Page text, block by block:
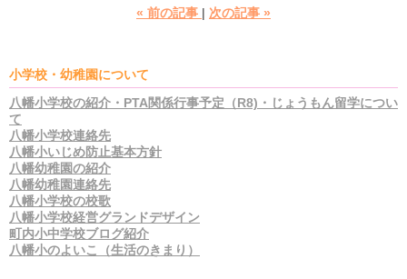
« 前の記事 次の記事 »
小学校・幼稚園について
八幡小学校の紹介・PTA関係行事予定（R8)・じょうもん留学につい
て
八幡小学校連絡先
八幡小いじめ防止基本方針
八幡幼稚園の紹介
八幡幼稚園連絡先
八幡小学校の校歌
八幡小学校経営グランドデザイン
町内小中学校ブログ紹介
八幡小のよいこ（生活のきまり）